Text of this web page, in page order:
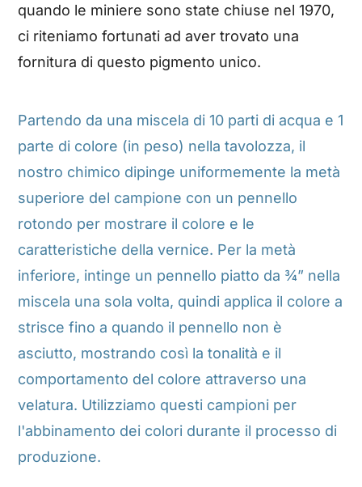
quando le miniere sono state chiuse nel 1970,
ci riteniamo fortunati ad aver trovato una
fornitura di questo pigmento unico.
Partendo da una miscela di 10 parti di acqua e 1
parte di colore (in peso) nella tavolozza, il
nostro chimico dipinge uniformemente la metà
superiore del campione con un pennello
rotondo per mostrare il colore e le
caratteristiche della vernice. Per la metà
inferiore, intinge un pennello piatto da ¾” nella
miscela una sola volta, quindi applica il colore a
strisce fino a quando il pennello non è
asciutto, mostrando così la tonalità e il
comportamento del colore attraverso una
velatura. Utilizziamo questi campioni per
l'abbinamento dei colori durante il processo di
produzione.